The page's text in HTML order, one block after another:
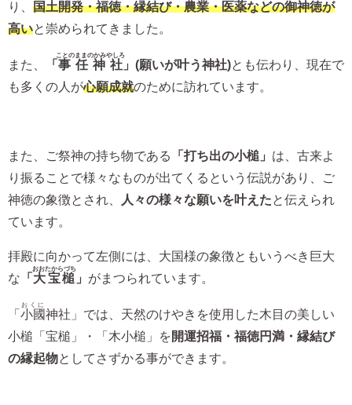
り、 国土開発・福徳・縁結び・農業・医薬などの御神徳が
高いと崇められてきました。
また、 「 事任神社
ことのままのかみやしろ
」(願いが叶う神社)とも伝わり、現在で
も多くの人が心願成就のために訪れています。
また、ご祭神の持ち物である 「打ち出の小槌」 は、古来よ
り振ることで様々なものが出てくるという伝説があり、ご
神徳の象徴とされ、
人々の様々な願いを叶えたと伝えられ
ています。
拝殿に向かって左側には、大国様の象徴ともいうべき巨大
な 「 大宝槌
おおたからづち
」 がまつられています。
「 小國
おくに
神社」では、天然のけやきを使用した木目の美しい
小槌「宝槌」・「木小槌」を開運招福・福徳円満・縁結び
の縁起物としてさずかる事ができます。